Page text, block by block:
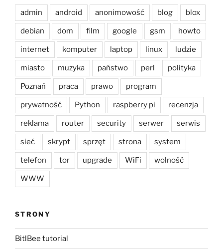
admin android anonimowość blog blox
debian dom film google gsm howto
internet komputer laptop linux ludzie
miasto muzyka państwo perl polityka
Poznań praca prawo program
prywatność Python raspberry pi recenzja
reklama router security serwer serwis
sieć skrypt sprzęt strona system
telefon tor upgrade WiFi wolność
WWW
STRONY
BitlBee tutorial